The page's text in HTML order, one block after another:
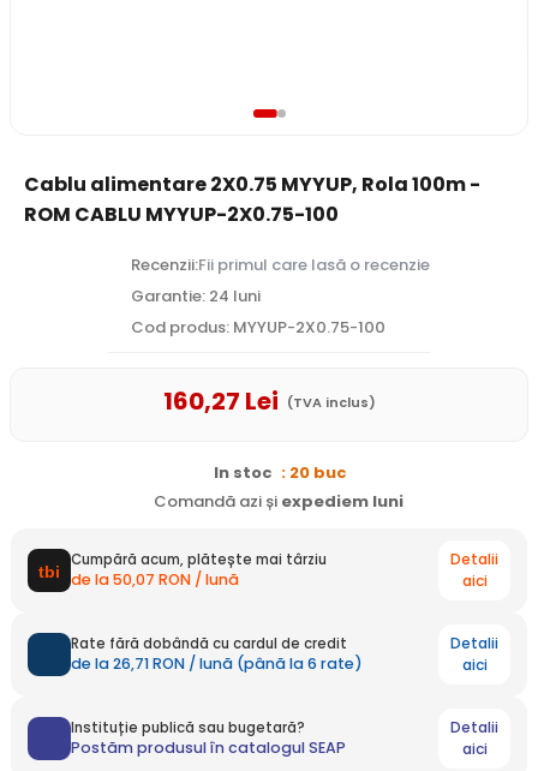
Cablu alimentare 2X0.75 MYYUP, Rola 100m -
ROM CABLU MYYUP-2X0.75-100
Recenzii:Fii primul care lasă o recenzie
Garantie: 24 luni
Cod produs: MYYUP-2X0.75-100
160,27 Lei (TVA inclus)
In stoc : 20 buc
Comandă azi și expediem luni
Cumpără acum, plătește mai târziu
de la 50,07 RON / lună
Detalii
aici
Rate fără dobândă cu cardul de credit
de la 26,71 RON / lună (până la 6 rate)
Detalii
aici
Instituție publică sau bugetară?
Postăm produsul în catalogul SEAP
Detalii
aici